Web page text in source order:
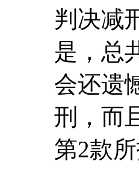
判决减
是，总
会还遗
刑，而
第2款